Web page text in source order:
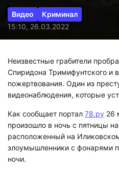
Видео
Криминал
15:10, 26.03.2022
Неизвестные грабители
Спиридона Тримифунтского и
пожертвования. Один из
видеонаблюдения, которые
Как сообщает портал 78.ру 26
произошло в ночь с пятницы
расположенный на
злоумышленники с фонарями
ночи.